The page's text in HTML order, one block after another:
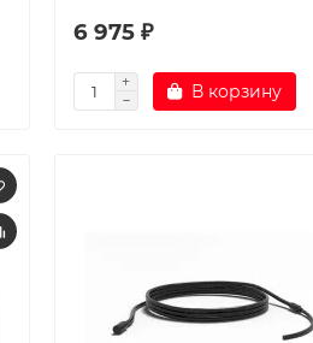
6 975 ₽
В корзину